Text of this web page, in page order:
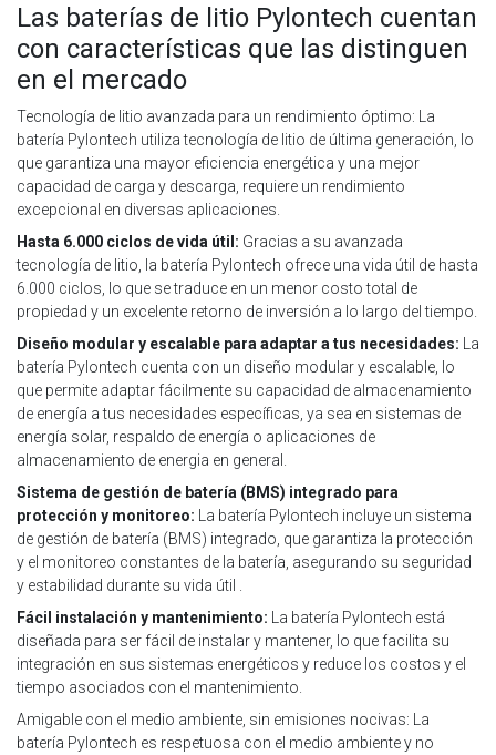
Las baterías de litio Pylontech cuentan
con características que las distinguen
en el mercado
Tecnología de litio avanzada para un rendimiento óptimo: La
batería Pylontech utiliza tecnología de litio de última generación, lo
que garantiza una mayor eficiencia energética y una mejor
capacidad de carga y descarga, requiere un rendimiento
excepcional en diversas aplicaciones.
Hasta 6.000 ciclos de vida útil: Gracias a su avanzada
tecnología de litio, la batería Pylontech ofrece una vida útil de hasta
6.000 ciclos, lo que se traduce en un menor costo total de
propiedad y un excelente retorno de inversión a lo largo del tiempo.
Diseño modular y escalable para adaptar a tus necesidades:
La
batería Pylontech cuenta con un diseño modular y escalable, lo
que permite adaptar fácilmente su capacidad de almacenamiento
de energía a tus necesidades específicas, ya sea en sistemas de
energía solar, respaldo de energía o aplicaciones de
almacenamiento de energia en general.
Sistema de gestión de batería (BMS) integrado para
protección y monitoreo:
La batería Pylontech incluye un sistema
de gestión de batería (BMS) integrado, que garantiza la protección
y el monitoreo constantes de la batería, asegurando su seguridad
y estabilidad durante su vida útil .
Fácil instalación y mantenimiento:
La batería Pylontech está
diseñada para ser fácil de instalar y mantener, lo que facilita su
integración en sus sistemas energéticos y reduce los costos y el
tiempo asociados con el mantenimiento.
Amigable con el medio ambiente, sin emisiones nocivas: La
batería Pylontech es respetuosa con el medio ambiente y no